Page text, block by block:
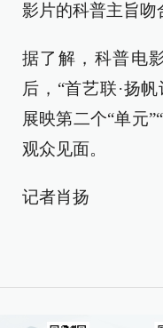
影片的科普主旨吻
据了解，科普电
后，“首艺联·扬
展映第二个“单元
观众见面。
记者肖扬